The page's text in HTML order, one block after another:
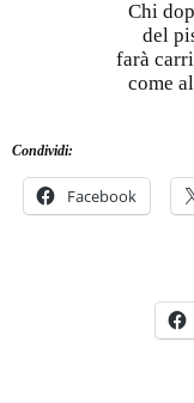
Chi
del
farà
come
Condividi:
Facebook